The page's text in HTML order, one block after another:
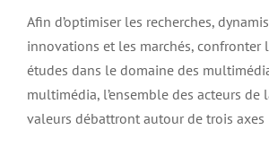
Afin d’optimiser les recherches,
innovations et les marchés, confronter
études dans le domaine des
multimédia, l’ensemble des acteurs de
valeurs débattront autour de trois axes